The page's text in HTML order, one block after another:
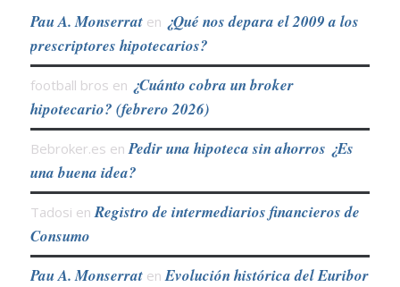
Pau A. Monserraten ¿Qué nos depara el 2009 a los
prescriptores hipotecarios?
football bros en ¿Cuánto cobra un broker
hipotecario? (febrero 2026)
Bebroker.es en Pedir una hipoteca sin ahorros ¿Es
una buena idea?
Tadosi en Registro de intermediarios financieros de
Consumo
Pau A. Monserraten Evolución histórica del Euribor